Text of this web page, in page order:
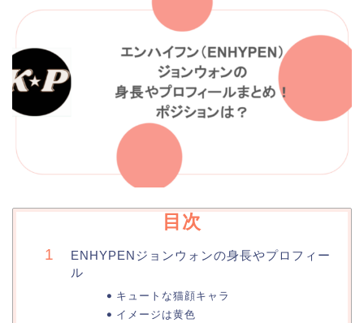
目次
ENHYPENジョンウォンの身長やプロフィー
ル
キュートな猫顔キャラ
イメージは黄色